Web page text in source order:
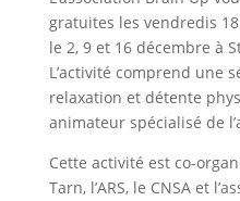
gratuites les vendredis
le 2, 9 et 16 décembre à
L’activité comprend une
relaxation et détente
animateur spécialisé de
Cette activité est co-
Tarn, l’ARS, le CNSA et